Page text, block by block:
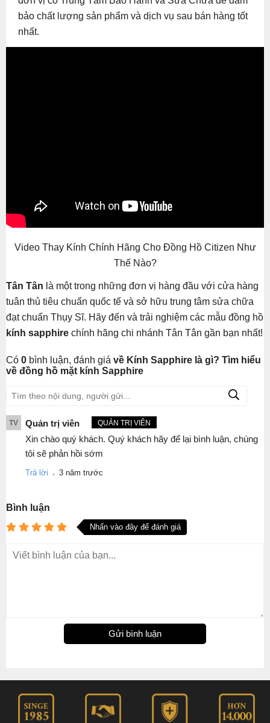
bảo chất lượng sản phẩm và dịch vụ sau bán hàng tốt
nhất.
Video Thay Kính Chính Hãng Cho Đồng Hồ Citizen Như
Thế Nào?
Tân Tân là một trong những đơn vị hàng đầu với cửa hàng
tuân thủ tiêu chuẩn quốc tế và sở hữu trung tâm sửa chữa
đạt chuẩn Thụy Sĩ. Hãy đến và trải nghiệm các mẫu đồng hồ
kính sapphire chính hãng chi nhánh Tân Tân gần bạn nhất!
Có 0 bình luận, đánh giá về Kính Sapphire là gì? Tìm hiểu
về đồng hồ mặt kính Sapphire
TV Quản trị viên QUẢN TRỊ VIÊN
Xin chào quý khách. Quý khách hãy để lại bình luận, chúng
tôi sẽ phản hồi sớm
Trả lời . 3 năm trước
Bình luận
Nhấn vào đây để đánh giá
Gửi bình luận